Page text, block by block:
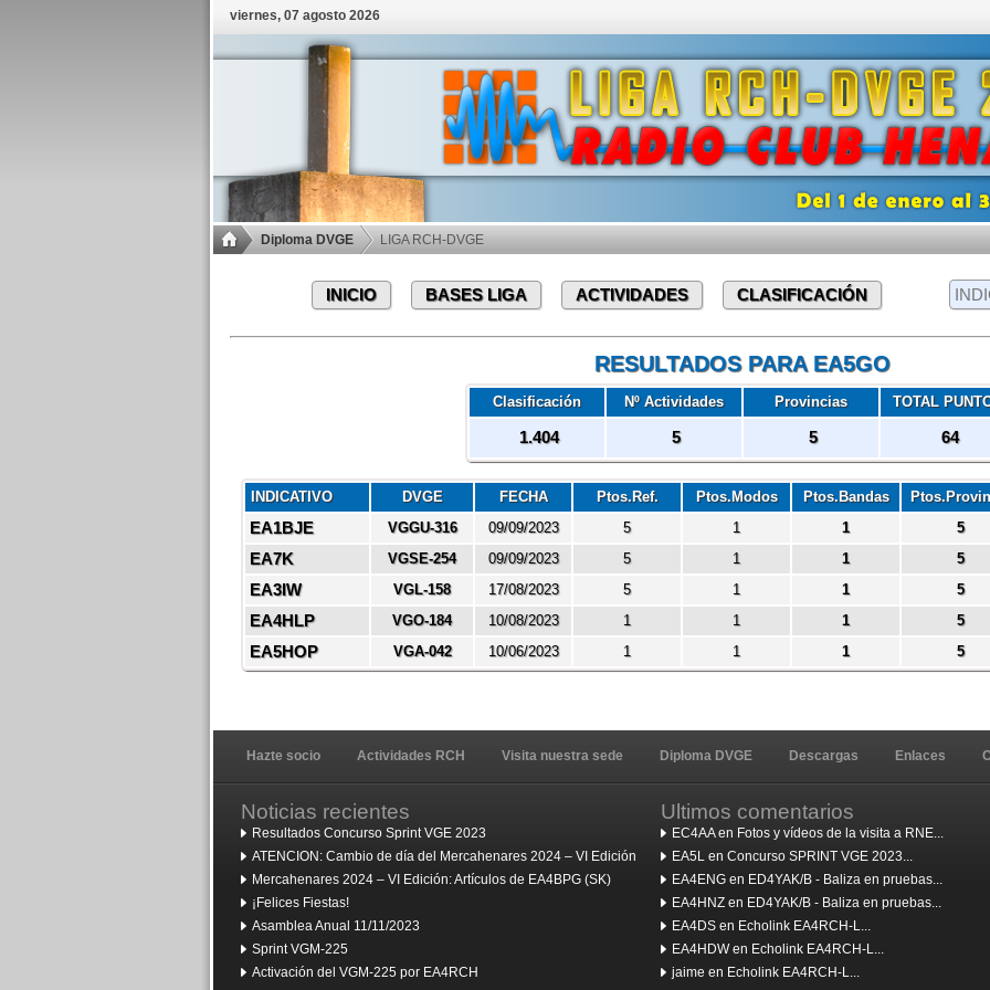
viernes, 07 agosto 2026
Diploma DVGE LIGA RCH-DVGE
INICIO BASES LIGA ACTIVIDADES CLASIFICACIÓN
RESULTADOS PARA EA5GO
Clasificación Nº Actividades Provincias TOTAL
1.404 5 5 64
INDICATIVO DVGE FECHA Ptos.Ref. Ptos.Modos Ptos.Bandas
EA1BJE VGGU-316 09/09/2023 5 1 1 5
EA7K VGSE-254 09/09/2023 5 1 1 5
EA3IW VGL-158 17/08/2023 5 1 1 5
EA4HLP VGO-184 10/08/2023 1 1 1 5
EA5HOP VGA-042 10/06/2023 1 1 1 5
Hazte socio Actividades RCH Visita nuestra sede Diploma DVGE Descargas Enlaces
Noticias recientes
Resultados Concurso Sprint VGE 2023
ATENCION: Cambio de día del Mercahenares 2024 – VI Edición
Mercahenares 2024 – VI Edición: Artículos de EA4BPG (SK)
¡Felices Fiestas!
Asamblea Anual 11/11/2023
Sprint VGM-225
Activación del VGM-225 por EA4RCH
Ultimos comentarios
EC4AA en Fotos y vídeos de la visita a RNE...
EA5L en Concurso SPRINT VGE 2023...
EA4ENG en ED4YAK/B - Baliza en pruebas...
EA4HNZ en ED4YAK/B - Baliza en pruebas...
EA4DS en Echolink EA4RCH-L...
EA4HDW en Echolink EA4RCH-L...
jaime en Echolink EA4RCH-L...